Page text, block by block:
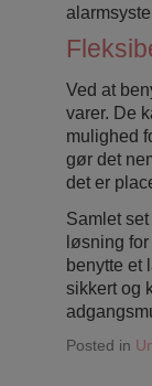
Ved at
varer. De
mulighed
gør det
det er
Samlet
løsning
benytte et
sikkert og
Posted in